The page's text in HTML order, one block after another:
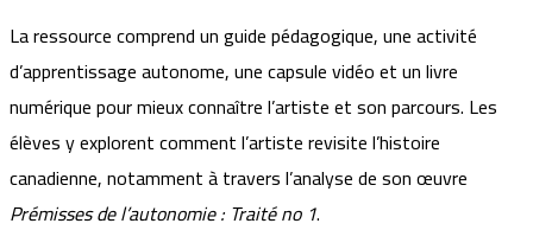
La ressource comprend un guide pédagogique, une activité
d’apprentissage autonome, une capsule vidéo et un livre
numérique pour mieux connaître l’artiste et son parcours. Les
élèves y explorent comment l’artiste revisite l’histoire
canadienne, notamment à travers l’analyse de son œuvre
Prémisses de l’autonomie : Traité no 1.